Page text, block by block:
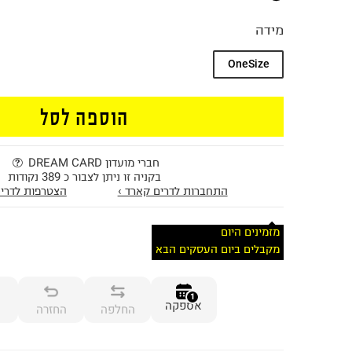
מידה
OneSize
הוספה לסל
חברי מועדון DREAM CARD
בקניה זו ניתן לצבור כ 389 נקודות
התחברות לדרים קארד ›
הצטרפות
מזמינים היום
מקבלים ביום העסקים הבא
1
אספקה החלפה החזרה